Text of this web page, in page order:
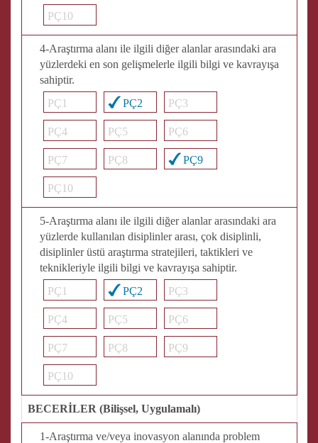
PÇ10
4-Araştırma alanı ile ilgili diğer alanlar arasındaki ara
yüzlerdeki en son gelişmelerle ilgili bilgi ve kavrayışa
sahiptir.
PÇ1
PÇ2 PÇ3
PÇ4 PÇ5 PÇ6
PÇ7 PÇ8 PÇ9
PÇ10
5-Araştırma alanı ile ilgili diğer alanlar arasındaki ara
yüzlerde kullanılan disiplinler arası, çok disiplinli,
disiplinler üstü araştırma stratejileri, taktikleri ve
teknikleriyle ilgili bilgi ve kavrayışa sahiptir.
PÇ1
PÇ2 PÇ3
PÇ4 PÇ5 PÇ6
PÇ7 PÇ8 PÇ9
PÇ10
BECERİLER (Bilişsel, Uygulamalı)
1-Araştırma ve/veya inovasyon alanında problem